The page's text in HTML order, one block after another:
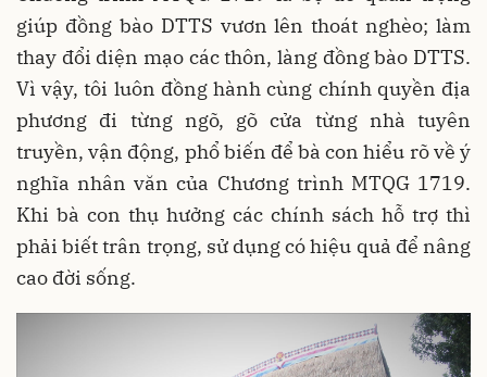
giúp đồng bào DTTS vươn lên thoát nghèo; làm
thay đổi diện mạo các thôn, làng đồng bào DTTS.
Vì vậy, tôi luôn đồng hành cùng chính quyền địa
phương đi từng ngõ, gõ cửa từng nhà tuyên
truyền, vận động, phổ biến để bà con hiểu rõ về ý
nghĩa nhân văn của Chương trình MTQG 1719.
Khi bà con thụ hưởng các chính sách hỗ trợ thì
phải biết trân trọng, sử dụng có hiệu quả để nâng
cao đời sống.